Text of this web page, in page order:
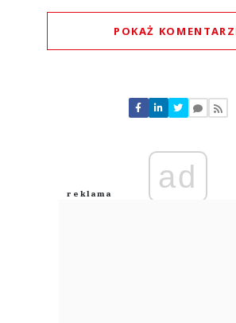
POKAŻ
Nie znaleziono komentarzy
Zostaw swoje
Anuluj
ad